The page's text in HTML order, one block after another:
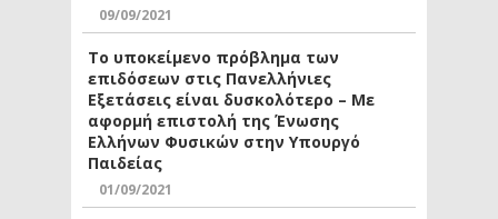
09/09/2021
Το υποκείμενο πρόβλημα των
επιδόσεων στις Πανελλήνιες
Εξετάσεις είναι δυσκολότερο – Με
αφορμή επιστολή της Ένωσης
Ελλήνων Φυσικών στην Υπουργό
Παιδείας
01/09/2021